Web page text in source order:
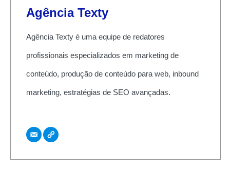
Agência Texty
Agência Texty é uma equipe de redatores
profissionais especializados em marketing de
conteúdo, produção de conteúdo para web, inbound
marketing, estratégias de SEO avançadas.